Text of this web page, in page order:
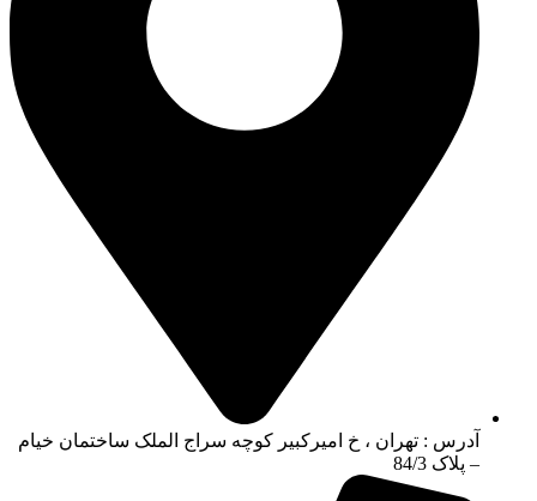
آدرس : تهران ، خ امیرکبیر کوچه سراج الملک ساختمان خیام
– پلاک 84/3